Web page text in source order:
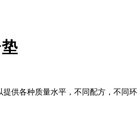
供各种质量水平，不同配方，不同环